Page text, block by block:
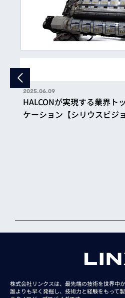
2025.06.09
HALCONが実現する業界ト
ケーション【シリウスビジ
株式会社リンクスは、最先端の技術を世界中
誰よりも早く発掘し、技術力と経験をもって